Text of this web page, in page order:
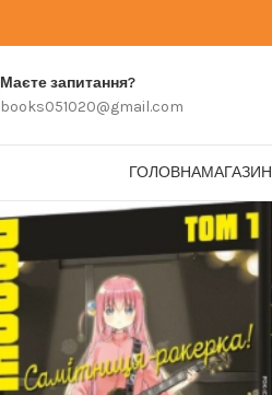
Маєте запитання?
books051020@gmail.com
ГОЛОВНАМАГАЗИН